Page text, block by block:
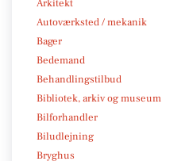
Arkitekt
Autoværksted / mekanik
Bager
Bedemand
Behandlingstilbud
Bibliotek, arkiv og museum
Bilforhandler
Biludlejning
Bryghus